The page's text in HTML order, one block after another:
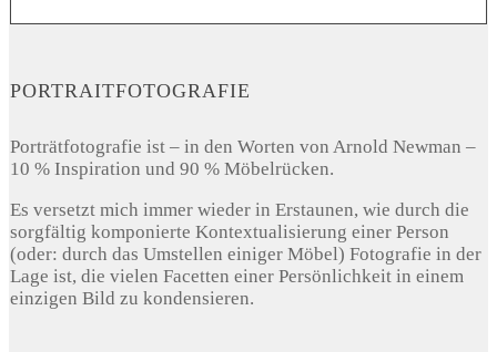
PORTRAITFOTOGRAFIE
Porträtfotografie ist – in den Worten von Arnold Newman –
10 % Inspiration und 90 % Möbelrücken.
Es versetzt mich immer wieder in Erstaunen, wie durch die
sorgfältig komponierte Kontextualisierung einer Person
(oder: durch das Umstellen einiger Möbel) Fotografie in der
Lage ist, die vielen Facetten einer Persönlichkeit in einem
einzigen Bild zu kondensieren.